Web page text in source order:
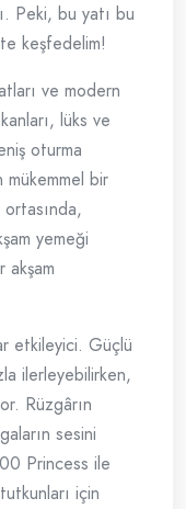
Peki, bu yatı bu
keşfedelim!
ve modern
lüks ve
oturma
mükemmel bir
yemeği
akşam
etkileyici. Güçlü
ilerleyebilirken,
Rüzgârın
sesini
Princess ile
için